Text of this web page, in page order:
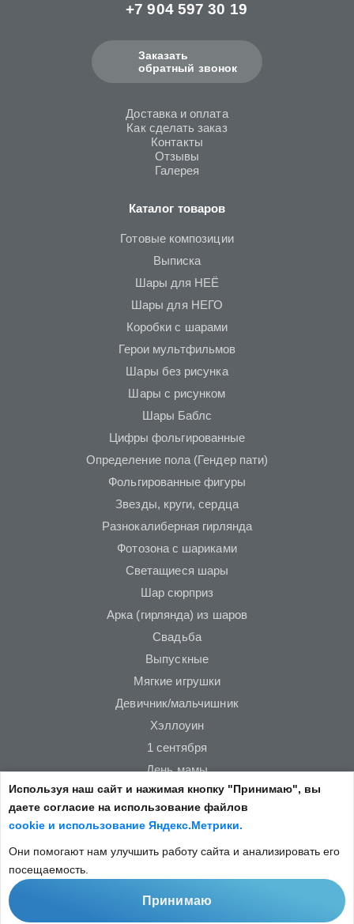
Доставка и оплата
Как сделать заказ
Контакты
Отзывы
Галерея
Каталог товаров
Готовые композиции
Выписка
Шары для НЕЁ
Шары для НЕГО
Коробки с шарами
Герои мультфильмов
Шары без рисунка
Шары с рисунком
Шары Баблс
Цифры фольгированные
Определение пола (Гендер пати)
Фольгированные фигуры
Звезды, круги, сердца
Разнокалиберная гирлянда
Фотозона с шариками
Светащиеся шары
Шар сюрприз
Арка (гирлянда) из шаров
Свадьба
Выпускные
Мягкие игрушки
Девичник/мальчишник
Хэллоуин
1 сентября
День мамы
Новый год
23 февраля
14 февраля
8 марта
+7 904 597 30 19
Заказать
обратный звонок
Используя наш сайт и нажимая кнопку "Принимаю", вы
даете согласие на использование файлов
cookie и использование Яндекс.Метрики.
Они помогают нам улучшить работу сайта и анализировать его
посещаемость.
Принимаю